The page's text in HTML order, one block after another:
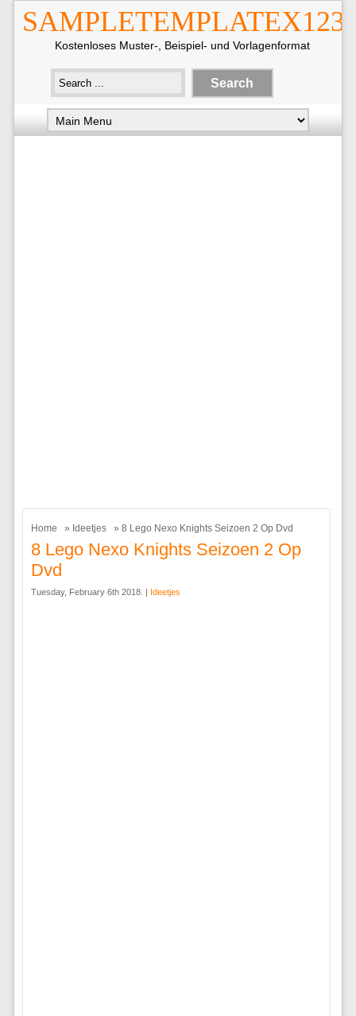
Kostenloses Muster-, Beispiel- und Vorlagenformat
Home » Ideetjes » 8 Lego Nexo Knights Seizoen 2 Op Dvd
8 Lego Nexo Knights Seizoen 2 Op
Dvd
Tuesday, February 6th 2018. | Ideetjes